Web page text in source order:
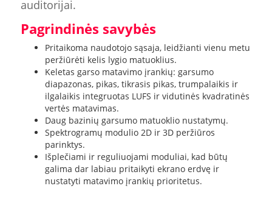
auditorijai.
Pagrindinės savybės
Pritaikoma naudotojo sąsaja, leidžianti vienu metu
peržiūrėti kelis lygio matuoklius.
Keletas garso matavimo įrankių: garsumo
diapazonas, pikas, tikrasis pikas, trumpalaikis ir
ilgalaikis integruotas LUFS ir vidutinės kvadratinės
vertės matavimas.
Daug bazinių garsumo matuoklio nustatymų.
Spektrogramų modulio 2D ir 3D peržiūros
parinktys.
Išplečiami ir reguliuojami moduliai, kad būtų
galima dar labiau pritaikyti ekrano erdvę ir
nustatyti matavimo įrankių prioritetus.